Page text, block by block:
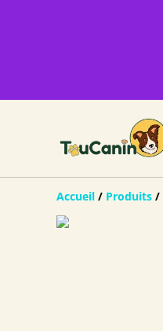
Accueil / Produits /